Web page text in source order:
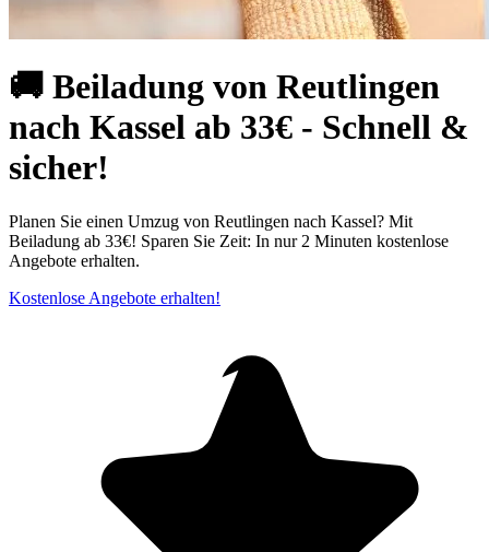
🚚 Beiladung von Reutlingen
nach Kassel ab 33€ - Schnell &
sicher!
Planen Sie einen Umzug von Reutlingen nach Kassel? Mit
Beiladung ab 33€! Sparen Sie Zeit: In nur 2 Minuten kostenlose
Angebote erhalten.
Kostenlose Angebote erhalten!